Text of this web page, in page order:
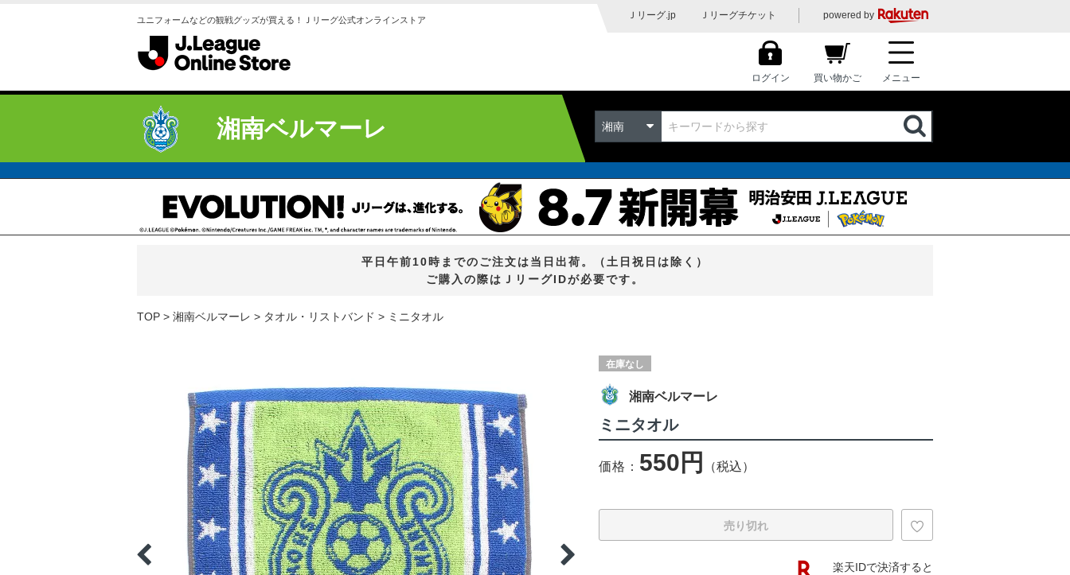
ユニフォームなどの観戦グッズが買える！Ｊリーグ公式オンラインストア Ｊリーグ.jp Ｊリーグチケット powered by
ログイン 買い物かご メニュー
湘南ベルマーレ 湘南
平日午前10時までのご注文は当日出荷。（土日祝日は除く）
ご購入の際はＪリーグIDが必要です。
TOP 湘南ベルマーレ タオル・リストバンド ミニタオル
在庫なし
湘南ベルマーレ
ミニタオル
価格： 550円 （税込）
売り切れ
楽天IDで決済すると